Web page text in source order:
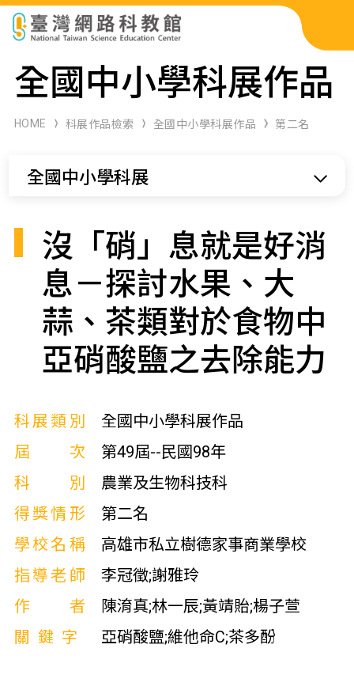
科展作品檢索
科學研習月刊
全國中小學科展作品
HOME 科展作品檢索 全國中小學科展作品 第二名
全國中小學科展
沒「硝」息就是好消
息－探討水果、大
蒜、茶類對於食物中
亞硝酸鹽之去除能力
科展類別
全國中小學科展作品
屆次
第49屆--民國98年
科別
農業及生物科技科
得獎情形
第二名
學校名稱
高雄市私立樹德家事商業學校
指導老師
李冠徵;謝雅玲
作者
陳淯真;林一辰;黃靖貽;楊子萱
關鍵字
亞硝酸鹽;維他命C;茶多酚